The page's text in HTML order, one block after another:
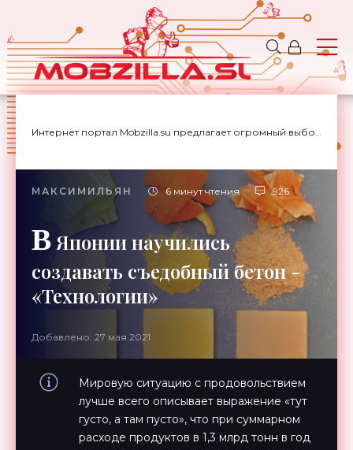
Интернет портал Mobzilla.su предлагает огромный выбор новостей с доставкой на дом.
МАКСИМИЛЬЯН 6 минут чтения 926
В Японии научились
создавать съедобный бетон -
«Технологии»
Добавлено: 27 мая 2021
Мировую ситуацию с продовольствием
лучше всего описывает выражение «тут
густо, а там пусто», что при суммарном
расходе продуктов в 1,3 млрд тонн в год